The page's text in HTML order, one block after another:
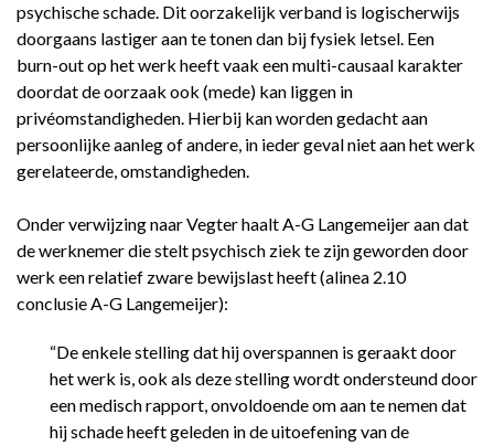
psychische schade. Dit oorzakelijk verband is logischerwijs
doorgaans lastiger aan te tonen dan bij fysiek letsel. Een
burn-out op het werk heeft vaak een multi-causaal karakter
doordat de oorzaak ook (mede) kan liggen in
privéomstandigheden. Hierbij kan worden gedacht aan
persoonlijke aanleg of andere, in ieder geval niet aan het werk
gerelateerde, omstandigheden.
Onder verwijzing naar Vegter haalt A-G Langemeijer aan dat
de werknemer die stelt psychisch ziek te zijn geworden door
werk een relatief zware bewijslast heeft (alinea 2.10
conclusie A-G Langemeijer):
“De enkele stelling dat hij overspannen is geraakt door
het werk is, ook als deze stelling wordt ondersteund door
een medisch rapport, onvoldoende om aan te nemen dat
hij schade heeft geleden in de uitoefening van de